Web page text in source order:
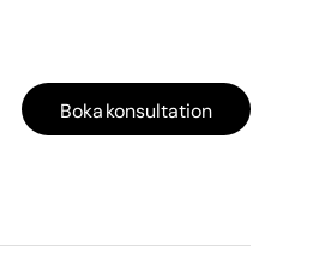
Boka konsultation